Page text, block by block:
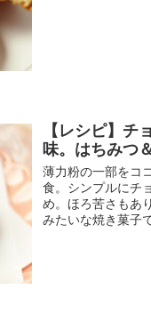
【レシピ】
味。はちみつ
薄力粉の一部をコ
食。シンプルにチ
め。ほろ苦さもあ
みたいな焼き菓子で